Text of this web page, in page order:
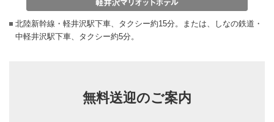
北陸新幹線・軽井沢駅下車、タクシー約15分。または、しなの鉄道・
中軽井沢駅下車、タクシー約5分。
無料送迎のご案内